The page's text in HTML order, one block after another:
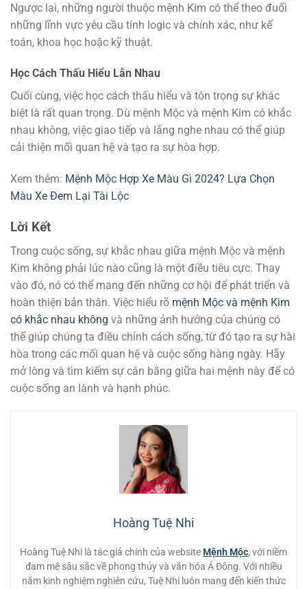
Ngược lại, những người thuộc mệnh Kim có thể theo đuổi
những lĩnh vực yêu cầu tính logic và chính xác, như kế
toán, khoa học hoặc kỹ thuật.
Học Cách Thấu Hiểu Lẫn Nhau
Cuối cùng, việc học cách thấu hiểu và tôn trọng sự khác
biệt là rất quan trọng. Dù mệnh Mộc và mệnh Kim có khắc
nhau không, việc giao tiếp và lắng nghe nhau có thể giúp
cải thiện mối quan hệ và tạo ra sự hòa hợp.
Xem thêm: Mệnh Mộc Hợp Xe Màu Gì 2024? Lựa Chọn
Màu Xe Đem Lại Tài Lộc
Lời Kết
Trong cuộc sống, sự khắc nhau giữa mệnh Mộc và mệnh
Kim không phải lúc nào cũng là một điều tiêu cực. Thay
vào đó, nó có thể mang đến những cơ hội để phát triển và
hoàn thiện bản thân. Việc hiểu rõ mệnh Mộc và mệnh Kim
có khắc nhau không và những ảnh hưởng của chúng có
thể giúp chúng ta điều chỉnh cách sống, từ đó tạo ra sự hài
hòa trong các mối quan hệ và cuộc sống hàng ngày. Hãy
mở lòng và tìm kiếm sự cân bằng giữa hai mệnh này để có
cuộc sống an lành và hạnh phúc.
Hoàng Tuệ Nhi
Hoàng Tuệ Nhi là tác giả chính của website Mệnh Mộc, với niềm
đam mê sâu sắc về phong thủy và văn hóa Á Đông. Với nhiều
năm kinh nghiệm nghiên cứu, Tuệ Nhi luôn mang đến kiến thức